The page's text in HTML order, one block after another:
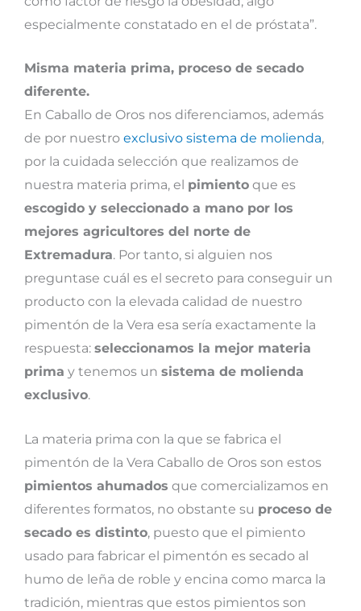
especialmente constatado en el de próstata”.
Misma materia prima, proceso de secado
diferente.
En Caballo de Oros nos diferenciamos, además
de por nuestro exclusivo sistema de molienda,
por la cuidada selección que realizamos de
nuestra materia prima, el pimiento que es
escogido y seleccionado a mano por los
mejores agricultores del norte de
Extremadura. Por tanto, si alguien nos
preguntase cuál es el secreto para conseguir un
producto con la elevada calidad de nuestro
pimentón de la Vera esa sería exactamente la
respuesta: seleccionamos la mejor materia
prima y tenemos un sistema de molienda
exclusivo.
La materia prima con la que se fabrica el
pimentón de la Vera Caballo de Oros son estos
pimientos ahumados que comercializamos en
diferentes formatos, no obstante su proceso de
secado es distinto, puesto que el pimiento
usado para fabricar el pimentón es secado al
humo de leña de roble y encina como marca la
tradición, mientras que estos pimientos son